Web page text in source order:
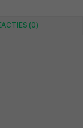
(0)